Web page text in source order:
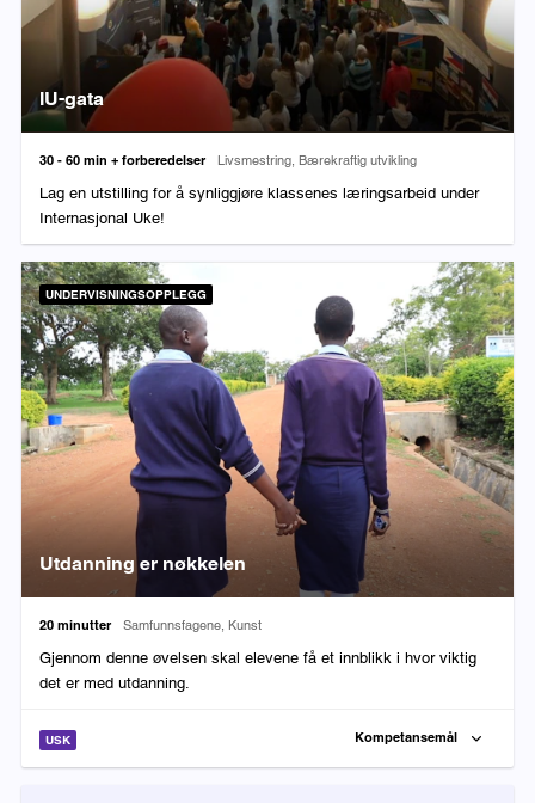
IU-gata
Varighet:
30 - 60 min + forberedelser Fag:
Livsmestring, Bærekraftig utvikling
Lag en utstilling for å synliggjøre klassenes læringsarbeid under
Internasjonal Uke!
UNDERVISNINGSOPPLEGG
Utdanning er nøkkelen
Varighet:
20 minutter Fag:
Samfunnsfagene, Kunst
Gjennom denne øvelsen skal elevene få et innblikk i hvor viktig
det er med utdanning.
USK Kompetansemål